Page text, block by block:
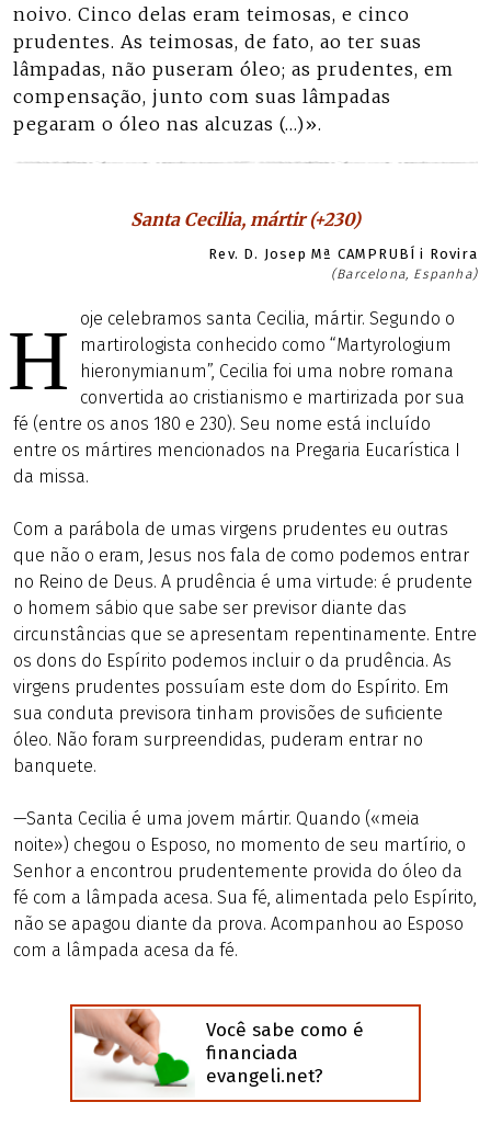
noivo. Cinco delas eram teimosas, e cinco
prudentes. As teimosas, de fato, ao ter suas
lâmpadas, não puseram óleo; as prudentes, em
compensação, junto com suas lâmpadas
pegaram o óleo nas alcuzas (…)».
Santa Cecilia, mártir (+230)
Rev. D. Josep Mª CAMPRUBÍ i Rovira
(Barcelona, Espanha)
H
oje celebramos santa Cecilia, mártir. Segundo o
martirologista conhecido como “Martyrologium
hieronymianum”, Cecilia foi uma nobre romana
convertida ao cristianismo e martirizada por sua
fé (entre os anos 180 e 230). Seu nome está incluído
entre os mártires mencionados na Pregaria Eucarística I
da missa.
Com a parábola de umas virgens prudentes eu outras
que não o eram, Jesus nos fala de como podemos entrar
no Reino de Deus. A prudência é uma virtude: é prudente
o homem sábio que sabe ser previsor diante das
circunstâncias que se apresentam repentinamente. Entre
os dons do Espírito podemos incluir o da prudência. As
virgens prudentes possuíam este dom do Espírito. Em
sua conduta previsora tinham provisões de suficiente
óleo. Não foram surpreendidas, puderam entrar no
banquete.
—Santa Cecilia é uma jovem mártir. Quando («meia
noite») chegou o Esposo, no momento de seu martírio, o
Senhor a encontrou prudentemente provida do óleo da
fé com a lâmpada acesa. Sua fé, alimentada pelo Espírito,
não se apagou diante da prova. Acompanhou ao Esposo
com a lâmpada acesa da fé.
Você sabe como é
financiada
evangeli.net?